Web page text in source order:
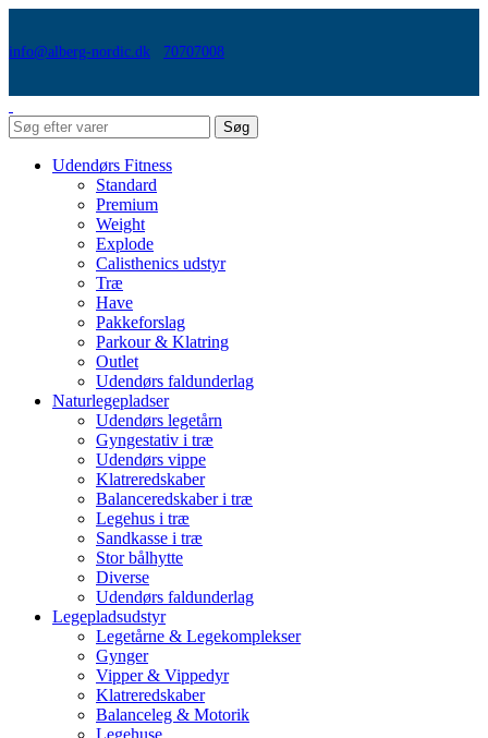
info@alberg-nordic.dk 70707008
Søg
Udendørs Fitness
Standard
Premium
Weight
Explode
Calisthenics udstyr
Træ
Have
Pakkeforslag
Parkour & Klatring
Outlet
Udendørs faldunderlag
Naturlegepladser
Udendørs legetårn
Gyngestativ i træ
Udendørs vippe
Klatreredskaber
Balanceredskaber i træ
Legehus i træ
Sandkasse i træ
Stor bålhytte
Diverse
Udendørs faldunderlag
Legepladsudstyr
Legetårne & Legekomplekser
Gynger
Vipper & Vippedyr
Klatreredskaber
Balanceleg & Motorik
Legehuse